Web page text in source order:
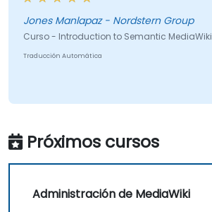
Jones Manlapaz - Nordstern Group
Curso - Introduction to Semantic MediaWiki
Traducción Automática
Próximos cursos
Administración de MediaWiki